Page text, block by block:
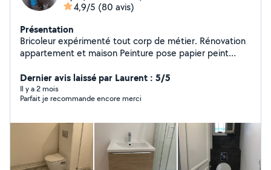
4,9/5 (80 avis)
Présentation
Bricoleur expérimenté tout corp de métier. Rénovation
appartement et maison Peinture pose papier peint
pose de cuisine montage de meuble pose de
luminaires.
Dernier avis laissé par Laurent : 5/5
Il y a 2 mois
Parfait je recommande encore merci